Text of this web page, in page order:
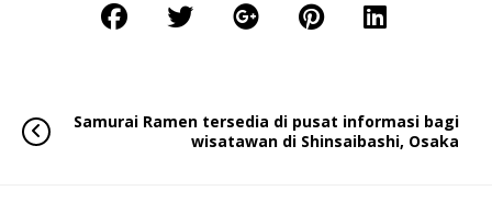
Samurai Ramen tersedia di pusat informasi bagi
wisatawan di Shinsaibashi, Osaka